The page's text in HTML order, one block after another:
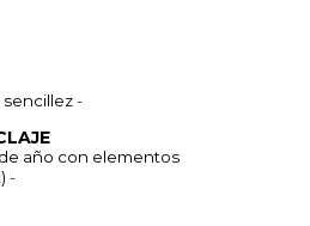
sencillez-
año con elementos
-